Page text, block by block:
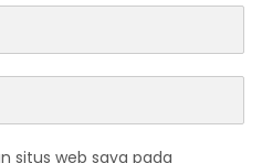
situs web saya pada